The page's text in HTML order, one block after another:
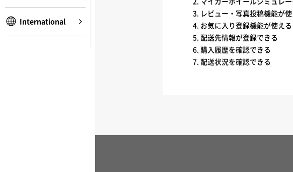
International
3. レビュー・写真投稿機能が
4. お気に入り登録機能が使える
5. 配送先情報が登録できる
6. 購入履歴を確認できる
7. 配送状況を確認できる